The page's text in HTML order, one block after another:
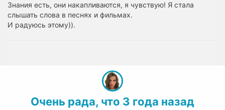
Знания есть, они накапливаются, я чувствую! Я стала
слышать слова в песнях и фильмах.
И радуюсь этому)).
Очень рада, что 3 года назад